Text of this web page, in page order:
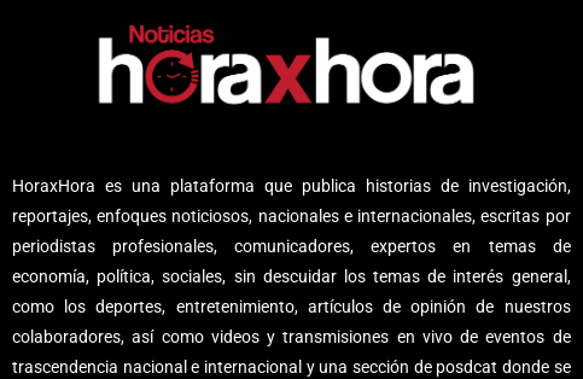
HoraxHora es una plataforma que publica historias de investigación,
reportajes, enfoques noticiosos, nacionales e internacionales, escritas por
periodistas profesionales, comunicadores, expertos en temas de
economía, política, sociales, sin descuidar los temas de interés general,
como los deportes, entretenimiento, artículos de opinión de nuestros
colaboradores, así como videos y transmisiones en vivo de eventos de
trascendencia nacional e internacional y una sección de posdcat donde se